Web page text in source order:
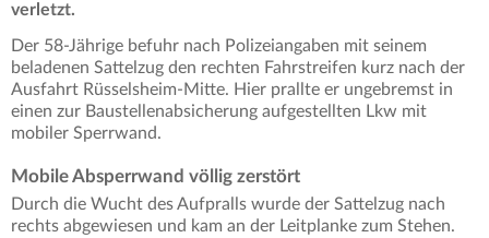
verletzt.
Der 58-Jährige befuhr nach Polizeiangaben mit seinem
beladenen Sattelzug den rechten Fahrstreifen kurz nach der
Ausfahrt Rüsselsheim-Mitte. Hier prallte er ungebremst in
einen zur Baustellenabsicherung aufgestellten Lkw mit
mobiler Sperrwand.
Mobile Absperrwand völlig zerstört
Durch die Wucht des Aufpralls wurde der Sattelzug nach
rechts abgewiesen und kam an der Leitplanke zum Stehen.